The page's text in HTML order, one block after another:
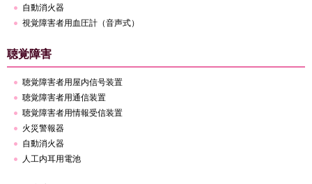
自動消火器
視覚障害者用血圧計（音声式）
聴覚障害
聴覚障害者用屋内信号装置
聴覚障害者用通信装置
聴覚障害者用情報受信装置
火災警報器
自動消火器
人工内耳用電池